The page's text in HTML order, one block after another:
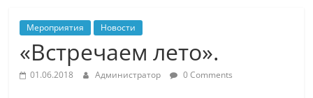
района
Беимбета
Мероприятия Новости
«Встречаем лето».
01.06.2018 Администратор 0 Comments